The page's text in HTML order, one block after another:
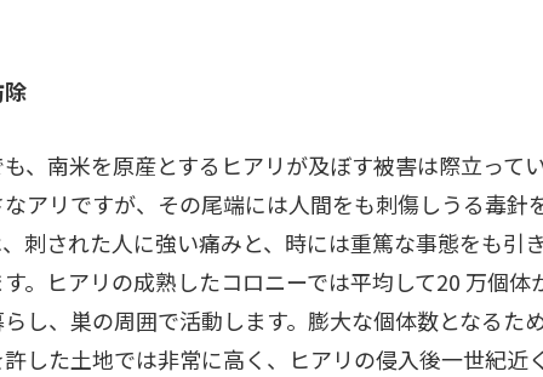
、南米を原産とするヒアリが及ぼす被害は際立って
アリですが、その尾端には人間をも刺傷しうる毒針
刺された人に強い痛みと、時には重篤な事態をも引
。ヒアリの成熟したコロニーでは平均して20 万個体
し、巣の周囲で活動します。膨大な個体数となるた
した土地では非常に高く、ヒアリの侵入後一世紀近